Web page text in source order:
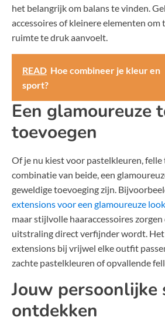
het belangrijk om balans te vinden.
accessoires of kleinere elementen om
ruimte te druk aanvoelt.
READ Hoe combineer je kleur en
sport?
Een glamoureuze
toevoegen
Of je nu kiest voor pastelkleuren, felle
combinatie van beide, een
geweldige toevoeging zijn.
extensions voor een glamoureuze look
maar stijlvolle haaraccessoires
uitstraling direct verfijnder wordt.
extensions bij vrijwel elke outfit
zachte pastelkleuren of opvallende
Jouw
ontdekken